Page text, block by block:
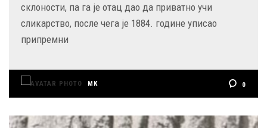
склоности, па га је отац дао да приватно учи
сликарство, после чега је 1884. године уписао
припремни
MK 0